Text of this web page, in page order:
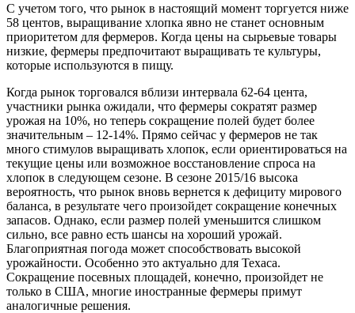
С учетом того, что рынок в настоящий момент торгуется ниже
58 центов, выращивание хлопка явно не станет основным
приоритетом для фермеров. Когда цены на сырьевые товары
низкие, фермеры предпочитают выращивать те культуры,
которые используются в пищу.
Когда рынок торговался вблизи интервала 62-64 цента,
участники рынка ожидали, что фермеры сократят размер
урожая на 10%, но теперь сокращение полей будет более
значительным – 12-14%. Прямо сейчас у фермеров не так
много стимулов выращивать хлопок, если ориентироваться на
текущие цены или возможное восстановление спроса на
хлопок в следующем сезоне. В сезоне 2015/16 высока
вероятность, что рынок вновь вернется к дефициту мирового
баланса, в результате чего произойдет сокращение конечных
запасов. Однако, если размер полей уменьшится слишком
сильно, все равно есть шансы на хороший урожай.
Благоприятная погода может способствовать высокой
урожайности. Особенно это актуально для Техаса.
Сокращение посевных площадей, конечно, произойдет не
только в США, многие иностранные фермеры примут
аналогичные решения.